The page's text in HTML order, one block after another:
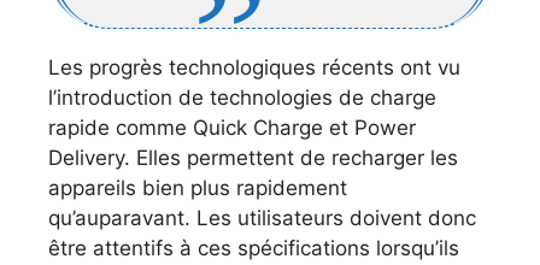
Les progrès technologiques récents ont vu
l’introduction de technologies de charge
rapide comme Quick Charge et Power
Delivery. Elles permettent de recharger les
appareils bien plus rapidement
qu’auparavant. Les utilisateurs doivent donc
être attentifs à ces spécifications lorsqu’ils